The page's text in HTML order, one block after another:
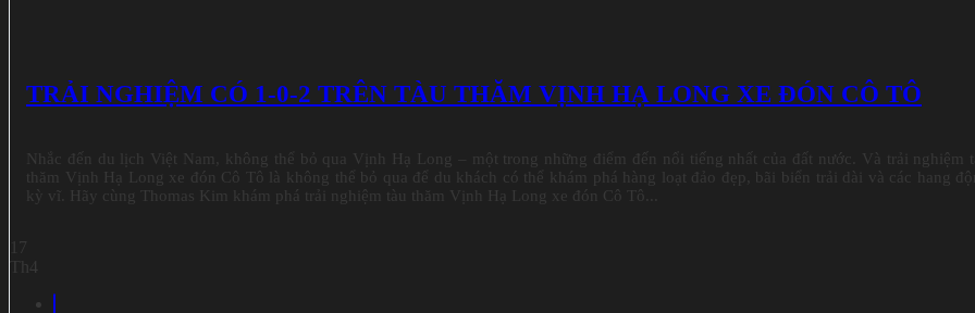
TRẢI NGHIỆM CÓ 1-0-2 TRÊN TÀU THĂM VỊNH HẠ LONG XE ĐÓN CÔ TÔ
Nhắc đến du lịch Việt Nam, không thể bỏ qua Vịnh Hạ Long – một trong những điểm đến nổi tiếng nhất của đất nước. Và trải nghiệm
thăm Vịnh Hạ Long xe đón Cô Tô là không thể bỏ qua để du khách có thể khám phá hàng loạt đảo đẹp, bãi biển trải dài và các hang
kỳ vĩ. Hãy cùng Thomas Kim khám phá trải nghiệm tàu thăm Vịnh Hạ Long xe đón Cô Tô...
17
Th4